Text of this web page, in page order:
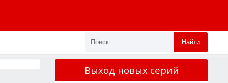
Найти
Выход новых серий